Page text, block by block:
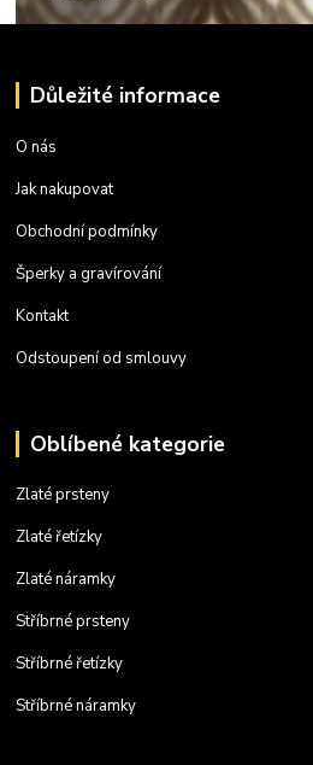
Důležité informace
O nás
Jak nakupovat
Obchodní podmínky
Šperky a gravírování
Kontakt
Odstoupení od smlouvy
Oblíbené kategorie
Zlaté prsteny
Zlaté řetízky
Zlaté náramky
Stříbrné prsteny
Stříbrné řetízky
Stříbrné náramky